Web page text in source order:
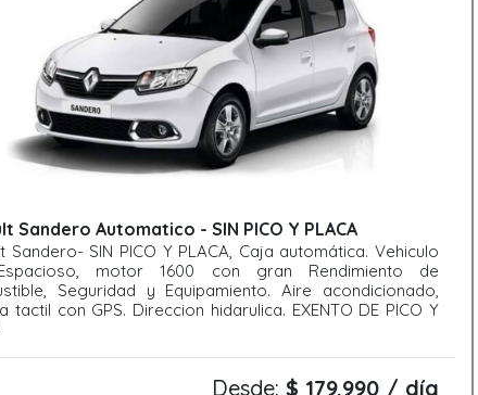
Sandero Automatico - SIN PICO Y PLACA
Sandero- SIN PICO Y PLACA, Caja automática. Vehiculo
motor 1600 con gran Rendimiento de
Seguridad y Equipamiento. Aire acondicionado,
tactil con GPS. Direccion hidarulica. EXENTO DE PICO Y
Desde: $ 179.990 / día